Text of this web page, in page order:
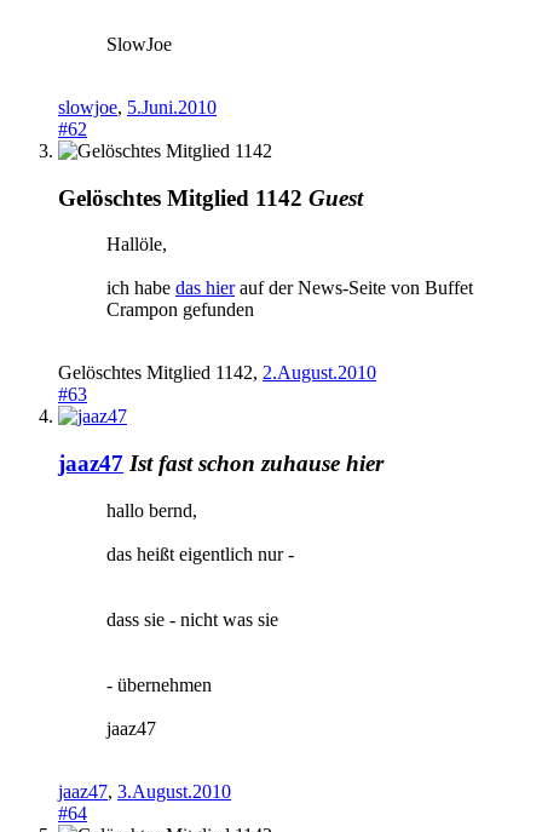
SlowJoe
slowjoe, 5.Juni.2010
#62
Gelöschtes Mitglied 1142 Guest
Hallöle,
ich habe das hierauf der News-Seite von Buffet
Crampon gefunden
Gelöschtes Mitglied 1142, 2.August.2010
#63
jaaz47 Ist fast schon zuhause hier
hallo bernd,
das heißt eigentlich nur -
dass sie - nicht was sie
- übernehmen
jaaz47
jaaz47, 3.August.2010
#64